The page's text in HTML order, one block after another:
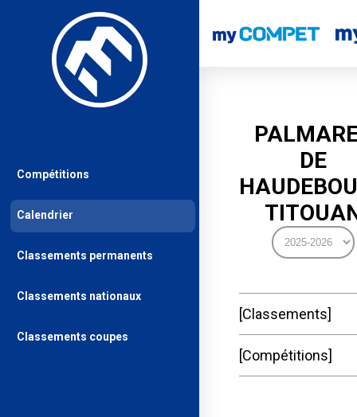
DE
Classements
Compétitions
Compétitions
Calendrier
Classements permanents
Classements nationaux
Classements coupes